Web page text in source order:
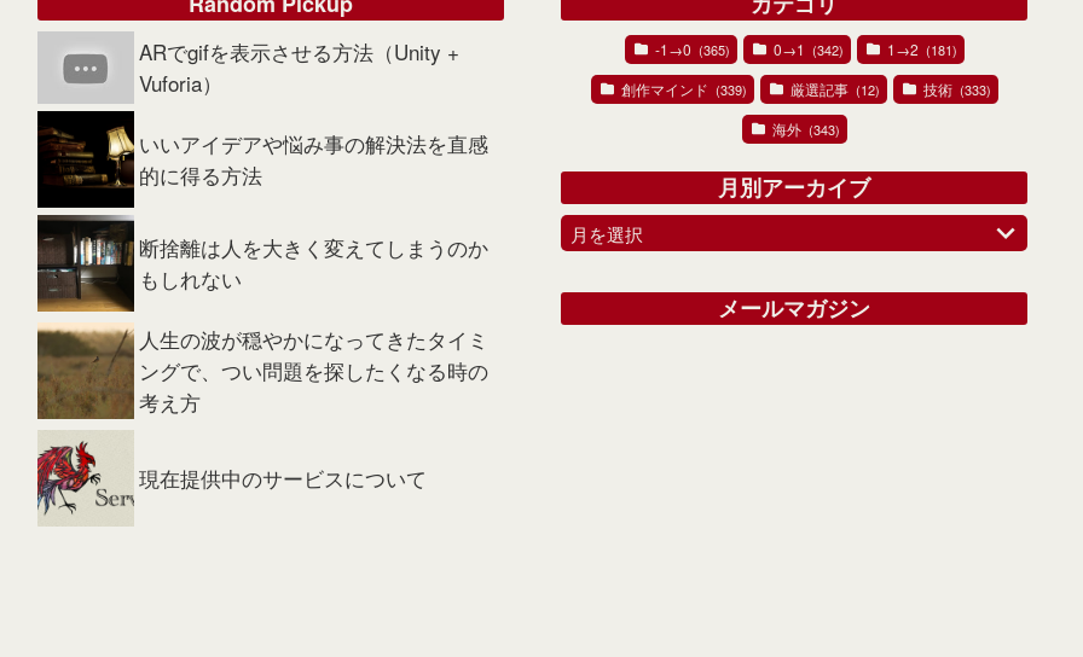
ARでgifを表示させる方法（Unity +
Vuforia）
いいアイデアや悩み事の解決法を直感
的に得る方法
断捨離は人を大きく変えてしまうのか
もしれない
人生の波が穏やかになってきたタイミ
ングで、つい問題を探したくなる時の
考え方
現在提供中のサービスについて
-1→0 (365) 0→1 (342) 1→2 (181)
創作マインド (339) 厳選記事 (12) 技術 (333)
海外 (343)
月別アーカイブ
月を選択
メールマガジン